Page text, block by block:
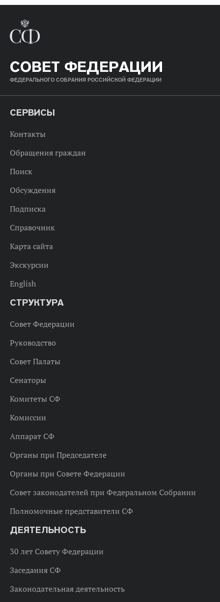
СОВЕТ ФЕДЕРАЦИИ
ФЕДЕРАЛЬНОГО СОБРАНИЯ РОССИЙСКОЙ ФЕДЕРАЦИИ
СЕРВИСЫ
Контакты
Обращения граждан
Поиск
Обсуждения
Подписка
Справочник
Карта сайта
Экскурсии
English
СТРУКТУРА
Совет Федерации
Руководство
Совет Палаты
Сенаторы
Комитеты СФ
Комиссии
Аппарат СФ
Органы при Председателе
Органы при Совете Федерации
Совет законодателей при Федеральном Собрании
Полномочные представители СФ
ДЕЯТЕЛЬНОСТЬ
30 лет Совету Федерации
Заседания СФ
Законодательная деятельность